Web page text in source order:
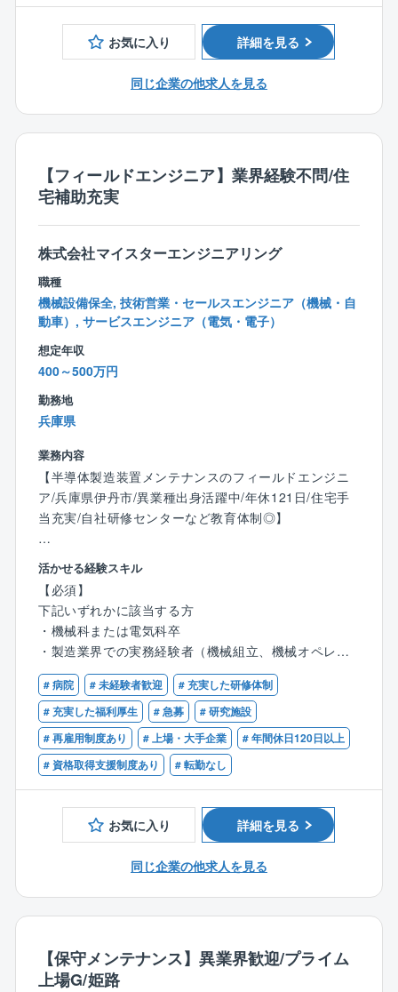
に展示場を持つスケールメリットによる資材調達の優
位性を保ち、低価格で良質な住宅を提供できることで
す。
同社は、経済産業省と日本健康会議が共同で顕彰する
「健康経営法人2018 大規模法人部門（ホワイト50
0）」の認定を受けました。
「最も重要な経営資源は従業員である」という理念の
おります。
（2）定年延長制度…
他社に先駆けて、2017年10月より技術力の継続確保と
経験豊富な技術員のノウハウ継承を目的に、技術員の
定年を現行の60歳から65歳へ延長する「定年延長制
度」を導入致しました。
2018年1月からは、お客様とのリレーションの継続と
ノウハウ知見の継承を目的に「定年延長制度」の対象
を事務員にも拡大致しました。
同社では、女性ワーキングPTの活動をはじめ、ワーク
ライフバランスの充実等女性活躍推進に取り組んで参
りました。
今後も女性が活躍できる職場環境の整備、キャリアア
ップへの支援に力を入れて参ります。
的にさらに取得を促進しております。
育休産休の取得（もちろん男性も取得可能）も可能で
あり、保育所利用金の補助制度もございます。
また、グループの横のつながりを活かし、グループ優
待などの福利厚生もございます。
お気に入り 詳細を見る
同じ企業の他求人を見る
【フィールドエンジニア】業界経験不問/住
宅補助充実
株式会社マイスターエンジニアリング
職種
機械設備保全, 技術営業・セールスエンジニア（機械・自
動車）, サービスエンジニア（電気・電子）
想定年収
400～500万円
勤務地
兵庫県
業務内容
【半導体製造装置メンテナンスのフィールドエンジニ
ア/兵庫県伊丹市/異業種出身活躍中/年休121日/住宅手
当充実/自社研修センターなど教育体制◎】
【業務内容】
フィールドエンジニアとして、半導体製造装置のメン
テナンスを担当頂きます。
【業務詳細】
ルーチン作業がメインの定期メンテナンス業務です。
・故障を未然に防ぐ予防保全
定期的な点検、部品交換
・故障した際の事後保全
故障部位の診断、部品交換 ／自社で対応できない
《対象機器》
半導体製造装置：MOCVD装置(エピ装置)などのCVD工
程の製造装置全般
とができます
・3勤3休の働き方であり、年間休日は180日以上
活かせる経験スキル
【必須】
下記いずれかに該当する方
・機械科または電気科卒
・製造業界での実務経験者（機械組立、機械オペレー
ター、溶接など）
・何らかのメンテナンス経験者（機械メンテナンス、
設備メンテナンス、自動車整備士など）
・半導体業界での就業経験者
【歓迎】
・半導体製造装置のメンテナンス経験者
・半導体ガス種の取り扱いがある方
・危険物取扱者乙種4類の有資格者
【求める人物像】
・慎重かつ正確な作業をコツコツ行うことが得意な方
・安全意識を持ち、現場のルールを遵守できる方
# 病院 # 未経験者歓迎
# 充実した研修体制
# 充実した福利厚生
# 急募
# 研究施設
# 再雇用制度あり
# 上場・大手企業
# 年間休日120日以上
# 資格取得支援制度あり
# 転勤なし
お気に入り 詳細を見る
同じ企業の他求人を見る
【保守メンテナンス】異業界歓迎/プライム
上場G/姫路